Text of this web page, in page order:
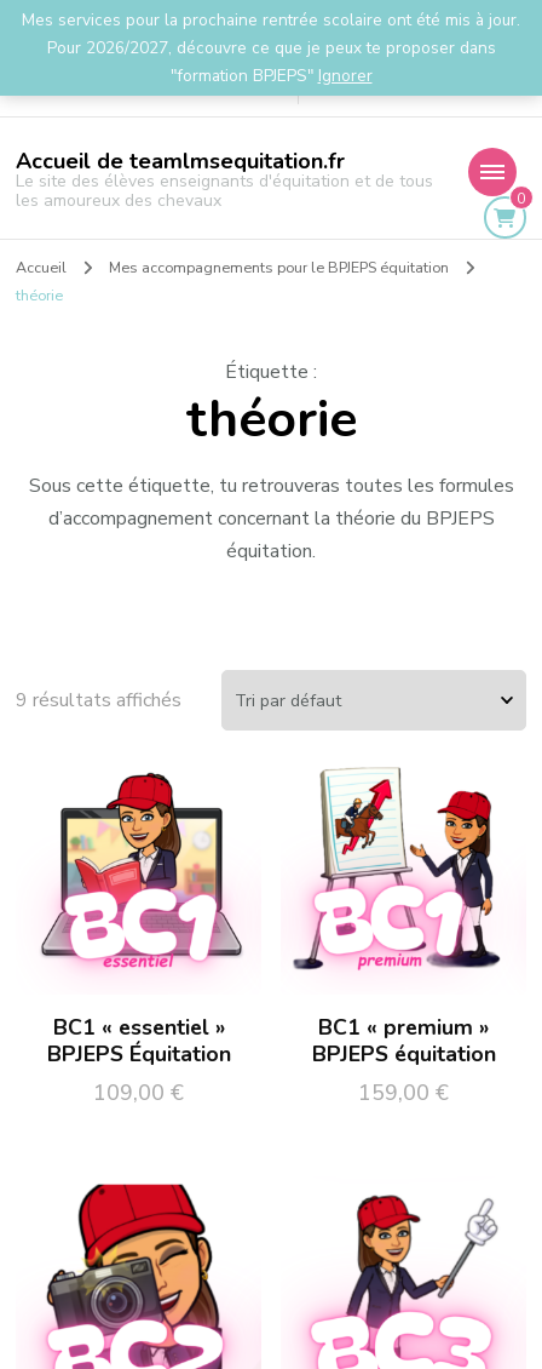
Mes services pour la prochaine rentrée scolaire ont été mis à jour.
Pour 2026/2027, découvre ce que je peux te proposer dans
"formation BPJEPS" Ignorer
la.team.lms@gmail.com
Accueil de teamlmsequitation.fr
Le site des élèves enseignants d'équitation et de tous
les amoureux des chevaux
0
Accueil
Mes accompagnements pour le BPJEPS équitation
théorie
Étiquette :
théorie
Sous cette étiquette, tu retrouveras toutes les formules
d’accompagnement concernant la théorie du BPJEPS
équitation.
9 résultats affichés
BC1 « essentiel »
BPJEPS Équitation
109,00 €
BC1 « premium »
BPJEPS équitation
159,00 €